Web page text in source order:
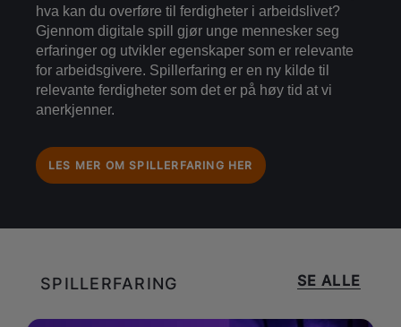
hva kan du overføre til ferdigheter i arbeidslivet?
Gjennom digitale spill gjør unge mennesker seg
erfaringer og utvikler egenskaper som er relevante
for arbeidsgivere. Spillerfaring er en ny kilde til
relevante ferdigheter som det er på høy tid at vi
anerkjenner.
LES MER OM SPILLERFARING HER
SPILLERFARING SE ALLE